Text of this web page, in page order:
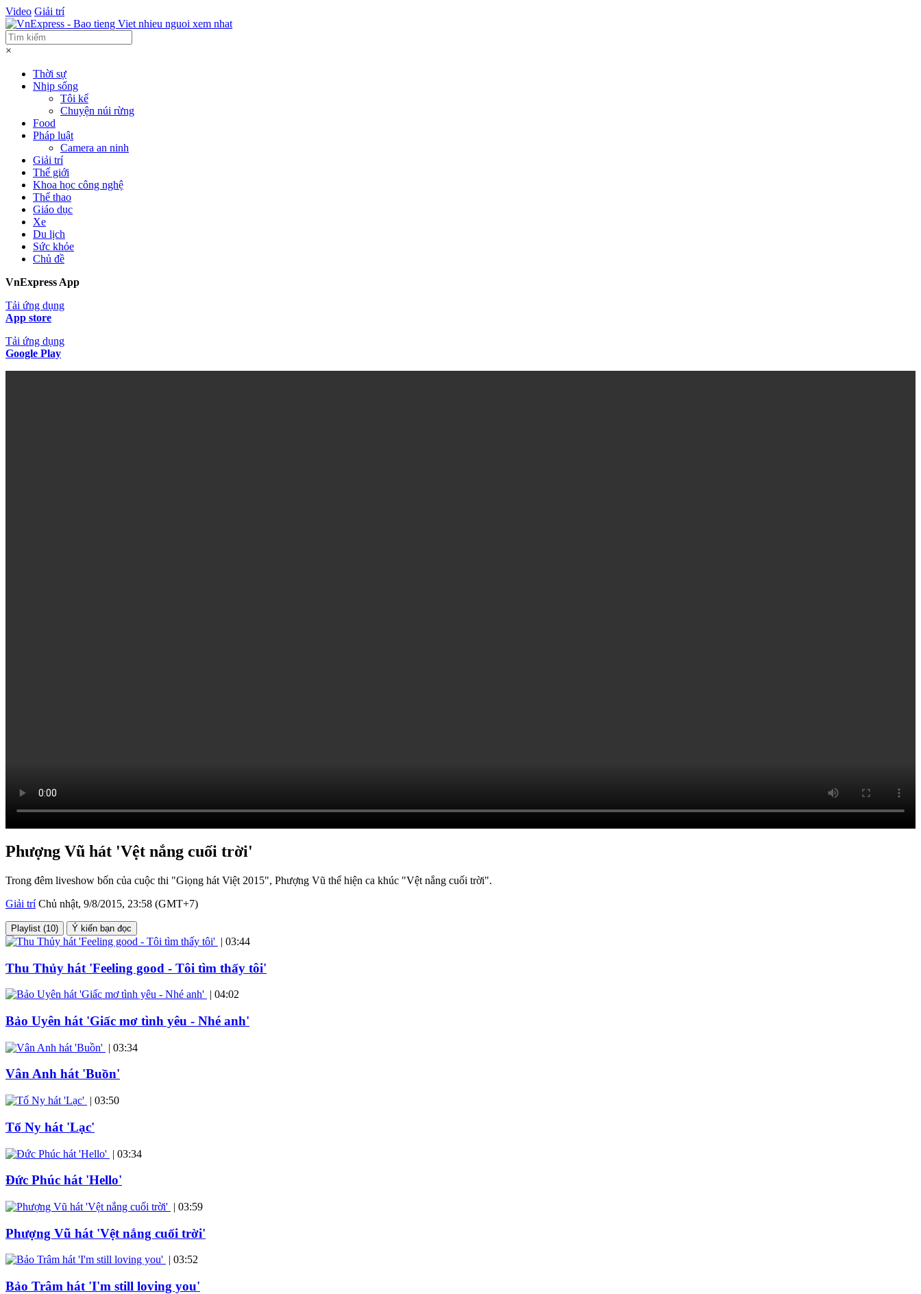
Video Giải trí
×
Thời sự
Nhịp sống
Tôi kể
Chuyện núi rừng
Food
Pháp luật
Camera an ninh
Giải trí
Thế giới
Khoa học công nghệ
Thể thao
Giáo dục
Xe
Du lịch
Sức khỏe
Chủ đề
VnExpress App
Tải ứng dụng
App store
Tải ứng dụng
Google Play
Phượng Vũ hát 'Vệt nắng cuối trời'
Trong đêm liveshow bốn của cuộc thi "Giọng hát Việt 2015", Phượng Vũ thể hiện ca khúc "Vệt nắng cuối trời".
Giải trí Chủ nhật, 9/8/2015, 23:58 (GMT+7)
Playlist (10) Ý kiến bạn đọc
| 03:44
Thu Thủy hát 'Feeling good - Tôi tìm thấy tôi'
| 04:02
Bảo Uyên hát 'Giấc mơ tình yêu - Nhé anh'
| 03:34
Vân Anh hát 'Buồn'
| 03:50
Tố Ny hát 'Lạc'
| 03:34
Đức Phúc hát 'Hello'
| 03:59
Phượng Vũ hát 'Vệt nắng cuối trời'
| 03:52
Bảo Trâm hát 'I'm still loving you'